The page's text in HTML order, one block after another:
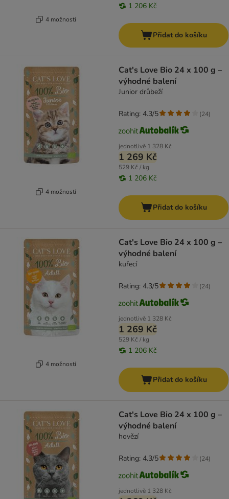
4 možností
1 206 Kč
Přidat do košíku
4 možností
Cat's Love Bio 24 x 100 g –
výhodné balení
Junior drůbeží
jednotlivě 1 328 Kč
1 269 Kč
529 Kč / kg
1 206 Kč
Rating: 4.3/5 (24)
Přidat do košíku
4 možností
Cat's Love Bio 24 x 100 g –
výhodné balení
kuřecí
jednotlivě 1 328 Kč
1 269 Kč
529 Kč / kg
1 206 Kč
Rating: 4.3/5 (24)
Přidat do košíku
Cat's Love Bio 24 x 100 g –
výhodné balení
hovězí
jednotlivě 1 328 Kč
Rating: 4.3/5 (24)